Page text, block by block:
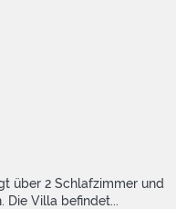
über 2 Schlafzimmer und
Die Villa befindet...